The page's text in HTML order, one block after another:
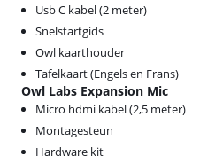
Usb C kabel (2 meter)
Snelstartgids
Owl kaarthouder
Tafelkaart (Engels en Frans)
Owl Labs Expansion Mic
Micro hdmi kabel (2,5 meter)
Montagesteun
Hardware kit